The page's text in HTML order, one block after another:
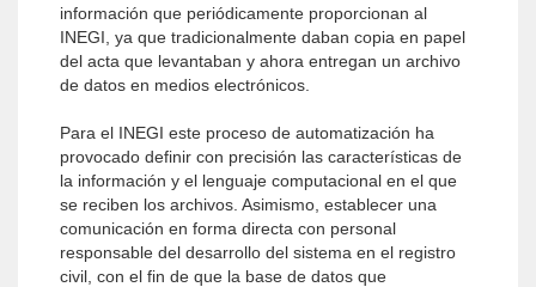
información que periódicamente proporcionan al
INEGI, ya que tradicionalmente daban copia en papel
del acta que levantaban y ahora entregan un archivo
de datos en medios electrónicos.
Para el INEGI este proceso de automatización ha
provocado definir con precisión las características de
la información y el lenguaje computacional en el que
se reciben los archivos. Asimismo, establecer una
comunicación en forma directa con personal
responsable del desarrollo del sistema en el registro
civil, con el fin de que la base de datos que